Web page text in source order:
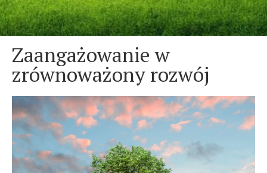
Zaangażowanie w
zrównoważony rozwój